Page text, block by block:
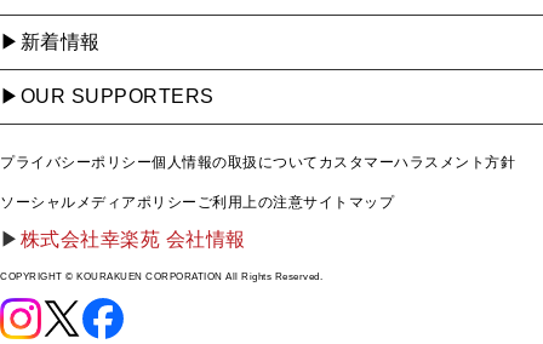
新着情報
OUR SUPPORTERS
プライバシーポリシー個人情報の取扱について カスタマーハラスメント方針
ソーシャルメディアポリシー ご利用上の注意サイトマップ
株式会社幸楽苑 会社情報
COPYRIGHT © KOURAKUEN CORPORATION All Rights Reserved.